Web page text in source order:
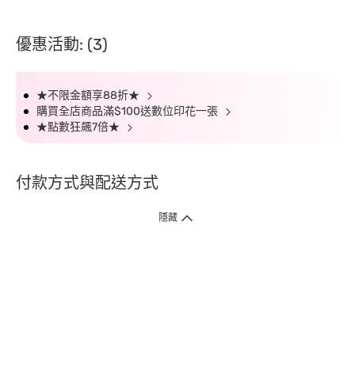
優惠活動: (3)
★不限金額享88折★
購買全店商品滿$100送數位印花一張
★點數狂飆7倍★
付款方式與配送方式
隱藏